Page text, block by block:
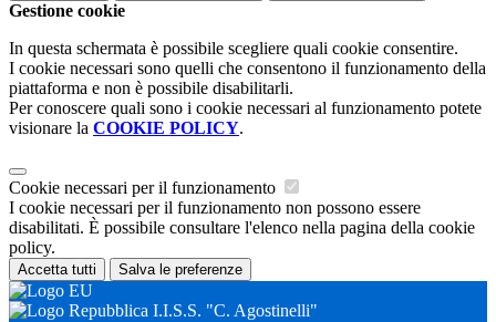
Gestione cookie
In questa schermata è possibile scegliere quali cookie consentire.
I cookie necessari sono quelli che consentono il funzionamento della
piattaforma e non è possibile disabilitarli.
Per conoscere quali sono i cookie necessari al funzionamento potete
visionare la COOKIE POLICY.
Cookie necessari per il funzionamento
I cookie necessari per il funzionamento non possono essere
disabilitati. È possibile consultare l'elenco nella pagina della cookie
policy.
Accetta tutti Salva le preferenze
I.I.S.S. "C. Agostinelli"